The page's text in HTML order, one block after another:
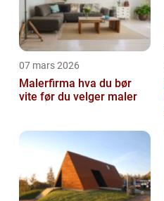
07 mars 2026
Malerfirma hva du bør
vite før du velger maler